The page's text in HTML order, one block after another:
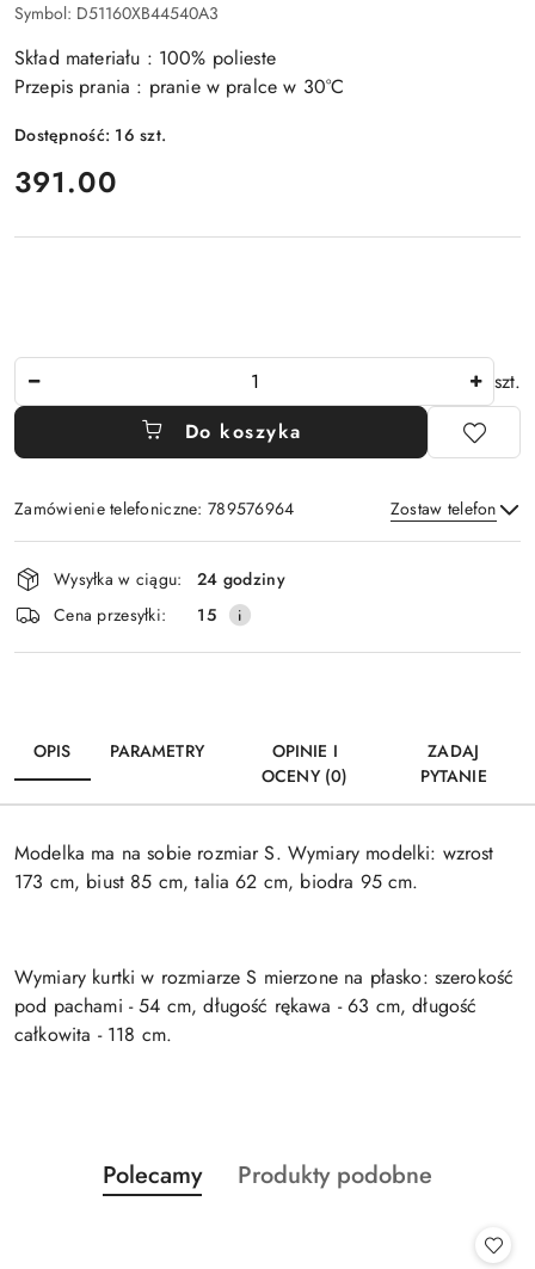
Symbol: D51160XB44540A3
Skład materiału : 100% polieste
Przepis prania : pranie w pralce w 30°C
Dostępność: 16szt.
cena:
391.00
szt.
Do koszyka
Zamówienie telefoniczne: 789576964 Zostaw telefon
Wyślij
Dostępność
i
dostawa
Wysyłka w ciągu:
24 godziny
Cena przesyłki:
15
OPIS PARAMETRY
OPINIE I
OCENY (0)
ZADAJ
PYTANIE
Modelka ma na sobie rozmiar S. Wymiary modelki: wzrost
173 cm, biust 85 cm, talia 62 cm, biodra 95 cm.
Wymiary kurtki w rozmiarze S mierzone na płasko: szerokość
pod pachami - 54 cm, długość rękawa - 63 cm, długość
całkowita - 118 cm.
Pomiń karuzelę produktów
Produkty
o
Polecamy
Produkty
Produkty podobne